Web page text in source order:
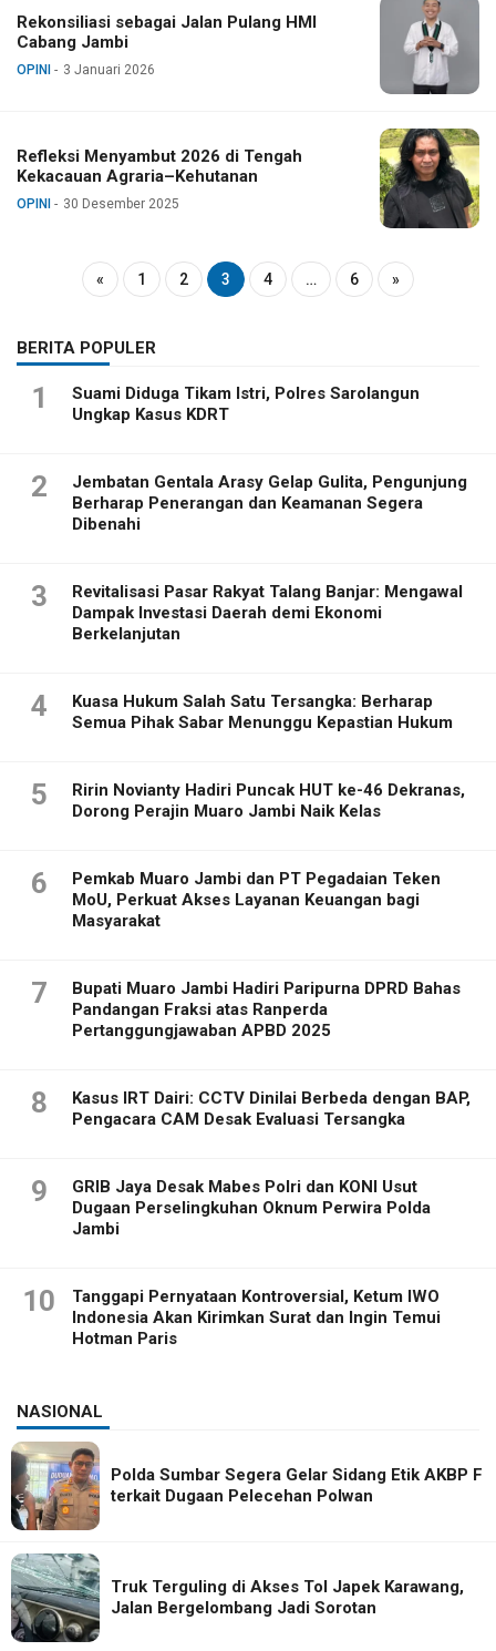
Rekonsiliasi sebagai Jalan Pulang HMI
Cabang Jambi
OPINI 3 Januari 2026
Refleksi Menyambut 2026 di Tengah
Kekacauan Agraria–Kehutanan
OPINI 30 Desember 2025
« 1 2 3 4 … 6 »
BERITA POPULER
1
Suami Diduga Tikam Istri, Polres Sarolangun
Ungkap Kasus KDRT
2
Jembatan Gentala Arasy Gelap Gulita, Pengunjung
Berharap Penerangan dan Keamanan Segera
Dibenahi
3
Revitalisasi Pasar Rakyat Talang Banjar: Mengawal
Dampak Investasi Daerah demi Ekonomi
Berkelanjutan
4
Kuasa Hukum Salah Satu Tersangka: Berharap
Semua Pihak Sabar Menunggu Kepastian Hukum
5
Ririn Novianty Hadiri Puncak HUT ke-46 Dekranas,
Dorong Perajin Muaro Jambi Naik Kelas
6
Pemkab Muaro Jambi dan PT Pegadaian Teken
MoU, Perkuat Akses Layanan Keuangan bagi
Masyarakat
7
Bupati Muaro Jambi Hadiri Paripurna DPRD Bahas
Pandangan Fraksi atas Ranperda
Pertanggungjawaban APBD 2025
8
Kasus IRT Dairi: CCTV Dinilai Berbeda dengan BAP,
Pengacara CAM Desak Evaluasi Tersangka
9
GRIB Jaya Desak Mabes Polri dan KONI Usut
Dugaan Perselingkuhan Oknum Perwira Polda
Jambi
10
Tanggapi Pernyataan Kontroversial, Ketum IWO
Indonesia Akan Kirimkan Surat dan Ingin Temui
Hotman Paris
NASIONAL
Polda Sumbar Segera Gelar Sidang Etik AKBP F
terkait Dugaan Pelecehan Polwan
Truk Terguling di Akses Tol Japek Karawang,
Jalan Bergelombang Jadi Sorotan